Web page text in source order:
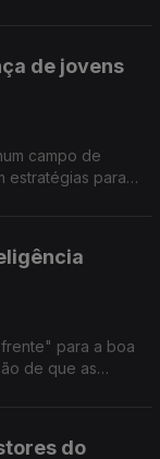
de jovens
campo de
estratégias para
para a boa
de que as
do